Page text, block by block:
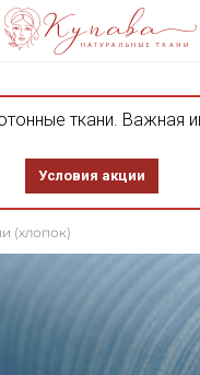
ткани. Важная
Условия акции
(хлопок)